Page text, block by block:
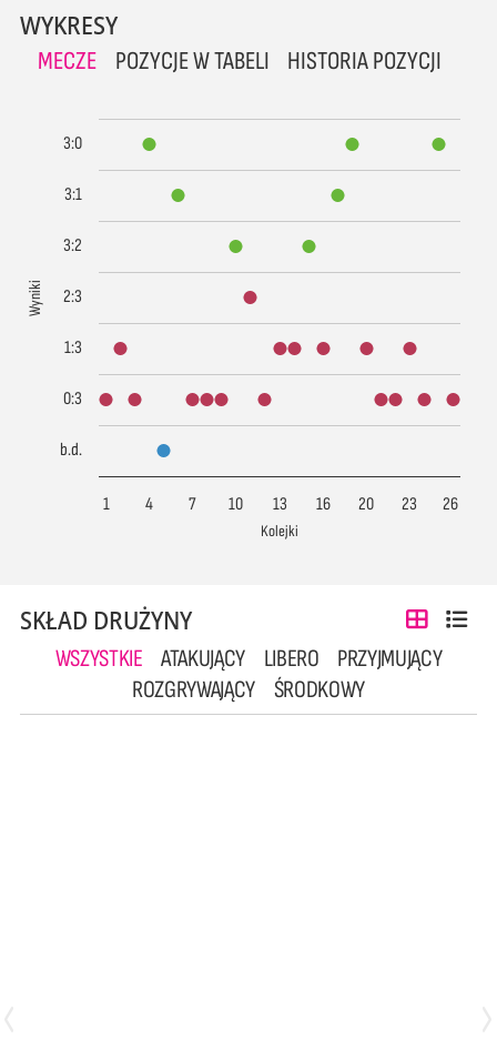
WYKRESY
MECZE POZYCJE W TABELI HISTORIA POZYCJI
Kolejki
Wyniki
1 7 13 20 26
4 10 16 23
b.d.
0:3
1:3
2:3
3:2
3:1
3:0
SKŁAD DRUŻYNY
WSZYSTKIE ATAKUJĄCY LIBERO
PRZYJMUJĄCY
ROZGRYWAJĄCY
ŚRODKOWY